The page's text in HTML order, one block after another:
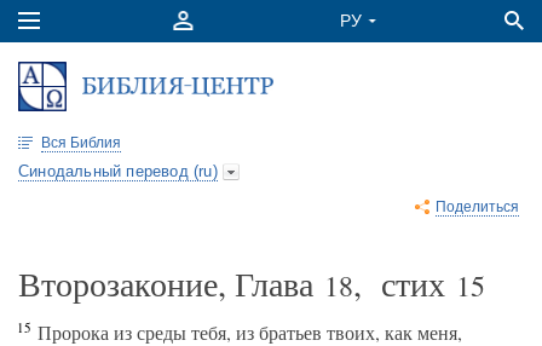
Вся Библия
Синодальный перевод (ru)
Поделиться
Второзаконие, Глава 18, стих 15
15 Пророка из среды тебя, из братьев твоих, как меня,